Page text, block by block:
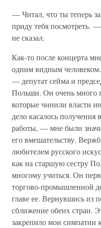
— Читал, что ты теперь
приду тебя посмотреть.
не сказал.
Как-то после концерта
одним видным
— депутат сейма и
Польши. Он очень много
которые чинили власти
дело касалось получения
работы, — мне были
его вмешательству.
любителем русского
как на старшую сестру
многому учиться. Он
торгово-промышленной
главе ее. Вернувшись из
сближение обеих стран.
закрепило мои симпатии